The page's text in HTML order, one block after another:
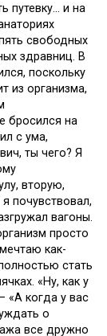
путевку… и на
свободных
здравниц. В
поскольку
из организма,
бросился на
с ума,
ты чего? Я
вторую,
почувствовал,
вагоны.
просто
как-
стать
«Ну, как у
«А когда у вас
о
все дружно